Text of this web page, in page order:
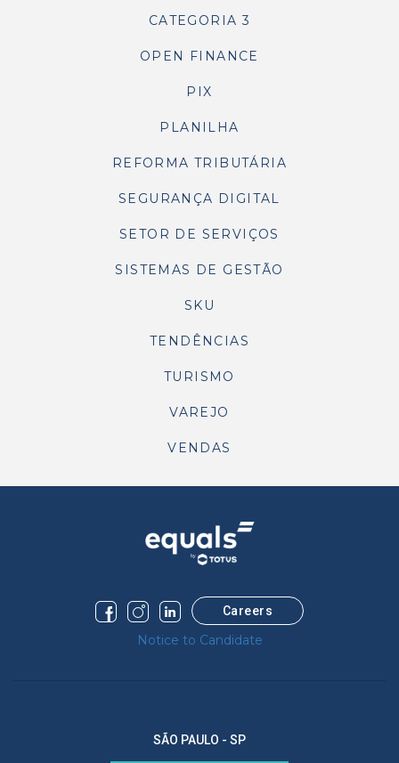
CATEGORIA 3
OPEN FINANCE
PIX
PLANILHA
REFORMA TRIBUTÁRIA
SEGURANÇA DIGITAL
SETOR DE SERVIÇOS
SISTEMAS DE GESTÃO
SKU
TENDÊNCIAS
TURISMO
VAREJO
VENDAS
Careers
Notice to Candidate
SÃO PAULO - SP